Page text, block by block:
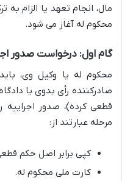
مال، انجام تعهد یا الزام
محکوم له آغاز می شود.
گام اول: درخواست صدور
محکوم له یا وکیل وی،
صادرکننده رأی بدوی یا
قطعی کرده)، صدور اجراییه
مرحله عبارتند از:
کپی برابر اصل حکم
کارت ملی محکوم له.